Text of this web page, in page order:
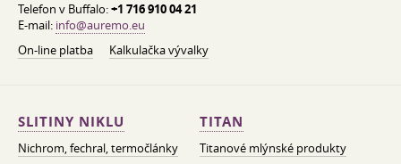
Telefon v Buffalo:+1 716 910 04 21
E-mail: info@auremo.eu
On-line platba
Kalkulačka vývalky
SLITINY NIKLU
Nichrom, fechral, termočlánky
TITAN
Titanové mlýnské produkty